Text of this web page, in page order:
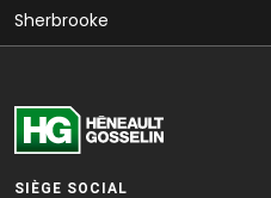
Sherbrooke
SIÈGE SOCIAL